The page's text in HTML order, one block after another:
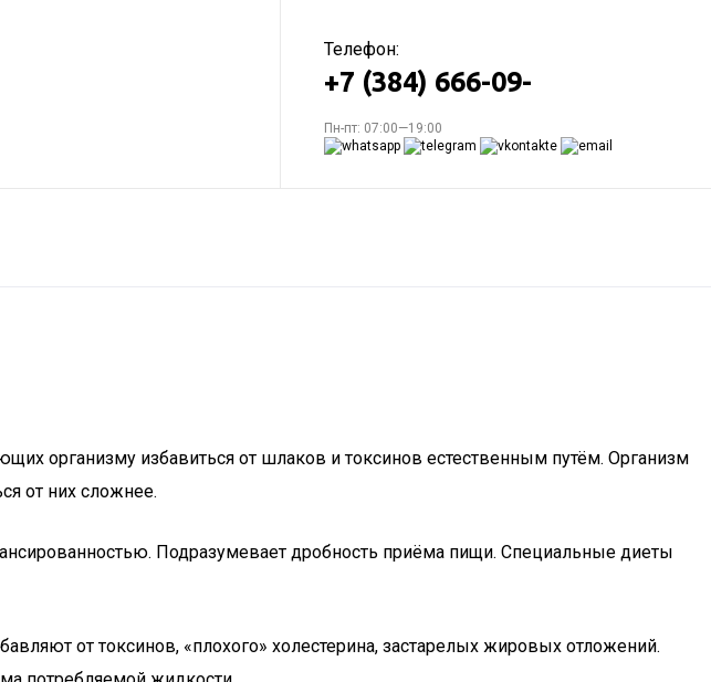
Телефон:
+7 (384) 666-09-
Пн-пт: 07:00—19:00
организму избавиться от шлаков и токсинов естественным путём. Организм
от них сложнее.
Подразумевает дробность приёма пищи. Специальные диеты
от токсинов, «плохого» холестерина, застарелых жировых отложений.